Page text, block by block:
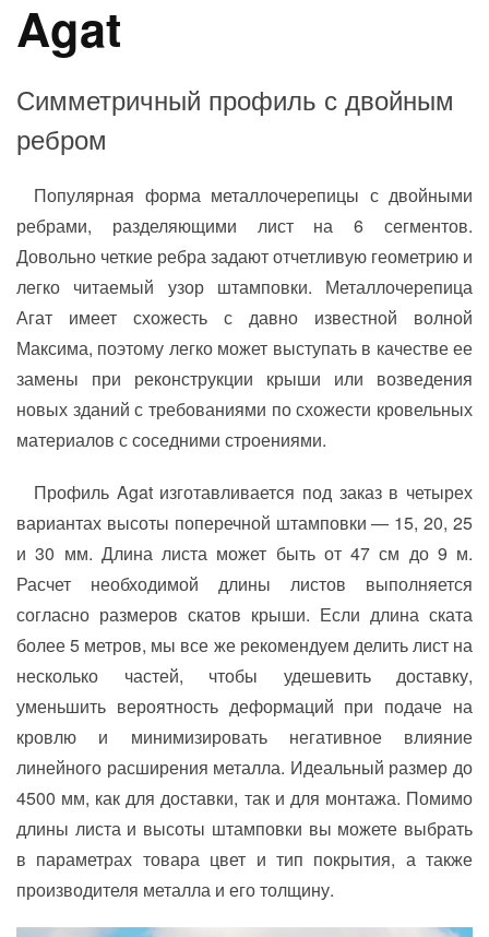
Agat
Симметричный профиль с двойным
ребром
Популярная форма металлочерепицы с двойными
ребрами, разделяющими лист на 6 сегментов.
Довольно четкие ребра задают отчетливую геометрию и
легко читаемый узор штамповки. Металлочерепица
Агат имеет схожесть с давно известной волной
Максима, поэтому легко может выступать в качестве ее
замены при реконструкции крыши или возведения
новых зданий с требованиями по схожести кровельных
материалов с соседними строениями.
Профиль Agat изготавливается под заказ в четырех
вариантах высоты поперечной штамповки — 15, 20, 25
и 30 мм. Длина листа может быть от 47 см до 9 м.
Расчет необходимой длины листов выполняется
согласно размеров скатов крыши. Если длина ската
более 5 метров, мы все же рекомендуем делить лист на
несколько частей, чтобы удешевить доставку,
уменьшить вероятность деформаций при подаче на
кровлю и минимизировать негативное влияние
линейного расширения металла. Идеальный размер до
4500 мм, как для доставки, так и для монтажа. Помимо
длины листа и высоты штамповки вы можете выбрать
в параметрах товара цвет и тип покрытия, а также
производителя металла и его толщину.